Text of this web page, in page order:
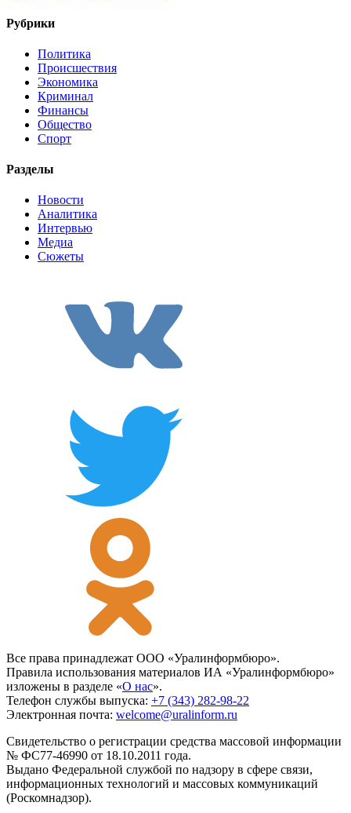
Рубрики
Политика
Происшествия
Экономика
Криминал
Финансы
Общество
Спорт
Разделы
Новости
Аналитика
Интервью
Медиа
Сюжеты
Все права принадлежат ООО «Уралинформбюро».
Правила использования материалов ИА «Уралинформбюро»
изложены в разделе «О нас».
Телефон службы выпуска: +7 (343) 282-98-22
Электронная почта: welcome@uralinform.ru
Свидетельство о регистрации средства массовой информации
№ ФС77-46990 от 18.10.2011 года.
Выдано Федеральной службой по надзору в сфере связи,
информационных технологий и массовых коммуникаций
(Роскомнадзор).